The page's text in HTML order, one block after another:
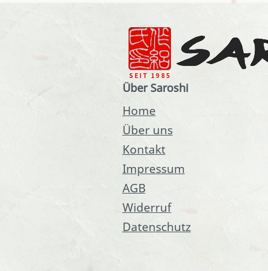
Über Saroshi
Home
Über uns
Kontakt
Impressum
AGB
Widerruf
Datenschutz